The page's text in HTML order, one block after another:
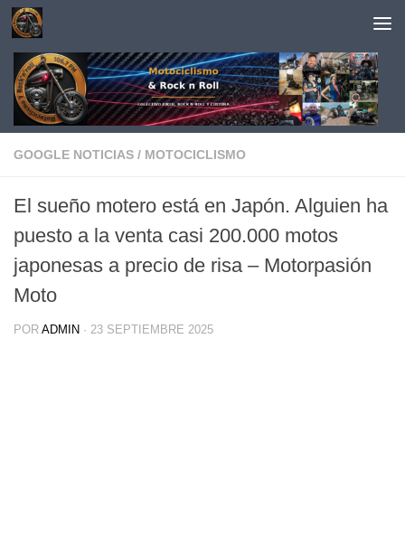
Saltar al contenido
GOOGLE NOTICIAS / MOTOCICLISMO
El sueño motero está en Japón. Alguien ha
puesto a la venta casi 200.000 motos
japonesas a precio de risa – Motorpasión
Moto
POR ADMIN · 23 SEPTIEMBRE 2025